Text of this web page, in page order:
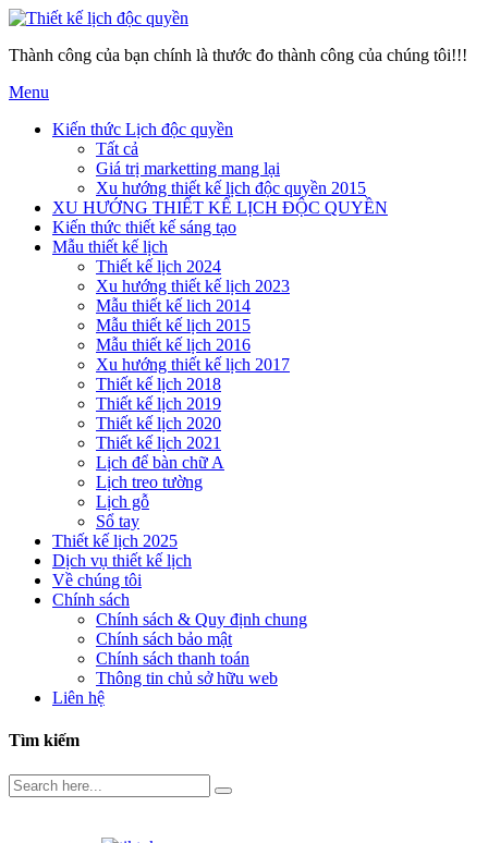
Thành công của bạn chính là thước đo thành công của chúng tôi!!!
Menu
Kiến thức Lịch độc quyền
Tất cả
Giá trị marketting mang lại
Xu hướng thiết kế lịch độc quyền 2015
XU HƯỚNG THIẾT KẾ LỊCH ĐỘC QUYỀN
Kiến thức thiết kế sáng tạo
Mẫu thiết kế lịch
Thiết kế lịch 2024
Xu hướng thiết kế lịch 2023
Mẫu thiết kế lich 2014
Mẫu thiết kế lịch 2015
Mẫu thiết kế lịch 2016
Xu hướng thiết kế lịch 2017
Thiết kế lịch 2018
Thiết kế lịch 2019
Thiết kế lịch 2020
Thiết kế lịch 2021
Lịch để bàn chữ A
Lịch treo tường
Lịch gỗ
Sổ tay
Thiết kế lịch 2025
Dịch vụ thiết kế lịch
Về chúng tôi
Chính sách
Chính sách & Quy định chung
Chính sách bảo mật
Chính sách thanh toán
Thông tin chủ sở hữu web
Liên hệ
Tìm kiếm